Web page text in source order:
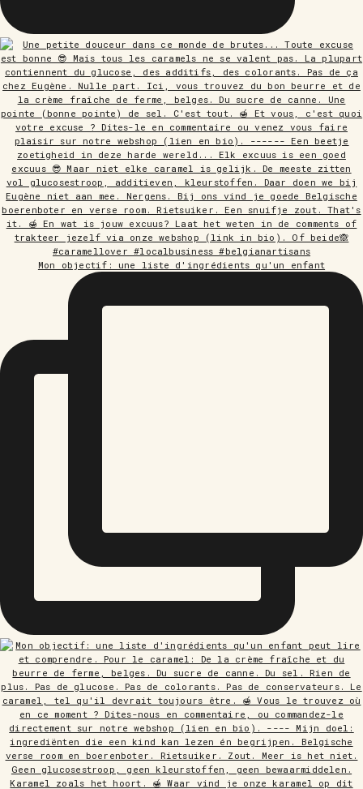
Mon objectif: une liste d'ingrédients qu'un enfant